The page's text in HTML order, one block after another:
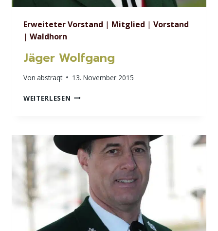
Erweiteter Vorstand | Mitglied | Vorstand
| Waldhorn
Jäger Wolfgang
Von abstraqt 13. November 2015
WEITERLESEN JÄGER